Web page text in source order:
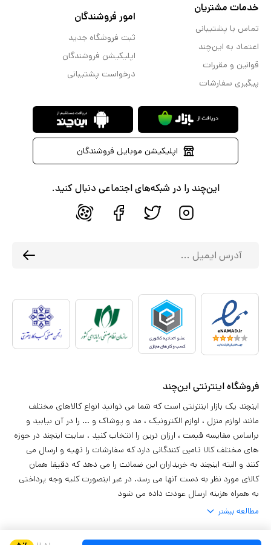
خدمات مشتریان
تماس با پشتیبانی
اعتماد به این‌چند
قوانین و مقررات
پیگیری سفارشات
امور فروشندگان
ثبت فروشگاه جدید
اپلیکیشن فروشندگان
درخواست پشتیبانی
اپلیکیشن موبایل فروشندگان
این‌چند را در شبکه‌های اجتماعی دنبال کنید.
فروشگاه اینترنتی این‌چند
اینچند یک بازار اینترنتی است که شما می توانید انواع کالاهای مختلف
مانند لوازم منزل ، لوازم الکترونیک ، مد و پوشاک و ... را در آن بیابید و
براساس مقایسه قیمت ، ارزان ترین را انتخاب کنید . سایت اینچند در حوزه
های مختلف کالا تامین کنندگانی دارد که سفارشات را تهیه و ارسال می
کنند و البته اینچند به خریداران این ضمانت را می دهد که دقیقا همان
کالای مورد نظر به دست آنها می رسد. در غیر اینصورت کلیه وجه پرداختی
به همراه هزینه ارسال عودت داده می شود
مطالعه بیشتر